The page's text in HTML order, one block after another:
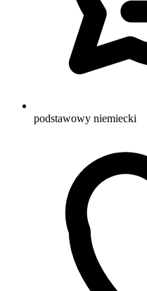
podstawowy niemiecki